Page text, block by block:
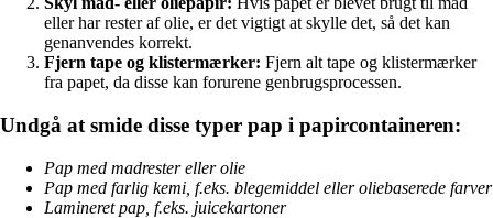
eller har rester af olie, er det vigtigt at skylle det, så det kan
genanvendes korrekt.
Fjern tape og klistermærker: Fjern alt tape og klistermærker
fra papet, da disse kan forurene genbrugsprocessen.
Undgå at smide disse typer pap i papircontaineren:
Pap med madrester eller olie
Pap med farlig kemi, f.eks. blegemiddel eller oliebaserede farver
Lamineret pap, f.eks. juicekartoner